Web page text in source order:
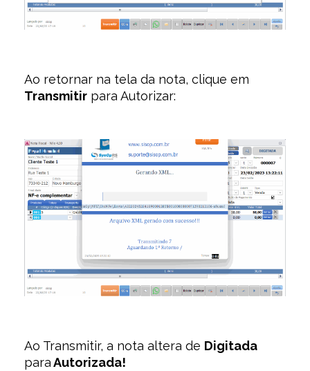
Ao retornar na tela da nota, clique em
Transmitir para Autorizar:
Ao Transmitir, a nota altera de Digitada
paraAutorizada!